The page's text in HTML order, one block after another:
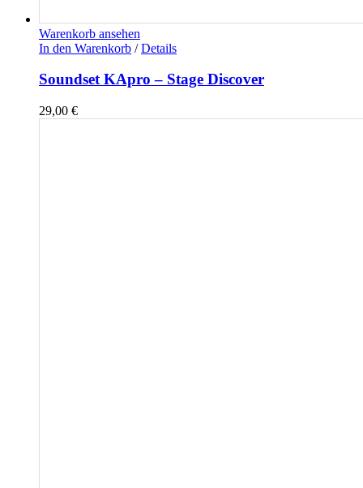
Warenkorb ansehen
In den Warenkorb / Details
Soundset KApro – Stage Discover
29,00 €